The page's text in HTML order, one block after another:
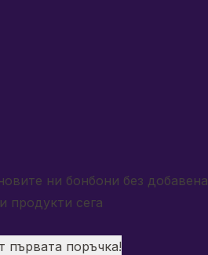
ни бонбони без добавена
продукти сега
поръчка!